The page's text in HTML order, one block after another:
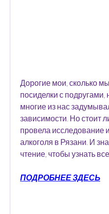
Дорогие мои, сколько
посиделки с подругами,
многие из нас
зависимости. Но стоит
провела исследование
алкоголя в Рязани. И
чтение, чтобы узнать
ПОДРОБНЕЕ ЗДЕСЬ